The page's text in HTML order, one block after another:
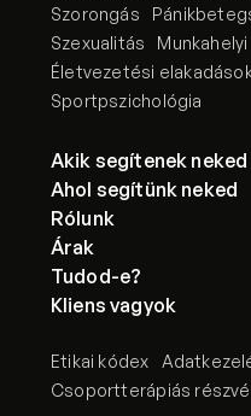
Szorongás
Szexualitás
Életvezetési
Sportpszichológia
Akik segítenek neked
Ahol segítünk neked
Rólunk
Árak
Tudod-e?
Kliens vagyok
Etikai kódex
Csoportterápiás